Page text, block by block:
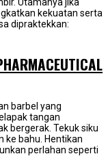
kekuatan serta
dipraktekkan:
barbel yang
tangan
bergerak. Tekuk siku
ke bahu. Hentikan
perlahan seperti